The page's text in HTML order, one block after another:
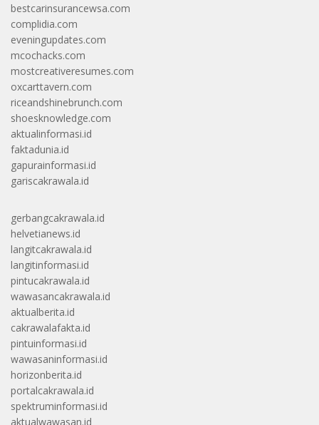
bestcarinsurancewsa.com
complidia.com
eveningupdates.com
mcochacks.com
mostcreativeresumes.com
oxcarttavern.com
riceandshinebrunch.com
shoesknowledge.com
aktualinformasi.id
faktadunia.id
gapurainformasi.id
gariscakrawala.id
gerbangcakrawala.id
helvetianews.id
langitcakrawala.id
langitinformasi.id
pintucakrawala.id
wawasancakrawala.id
aktualberita.id
cakrawalafakta.id
pintuinformasi.id
wawasaninformasi.id
horizonberita.id
portalcakrawala.id
spektruminformasi.id
aktualwawasan.id